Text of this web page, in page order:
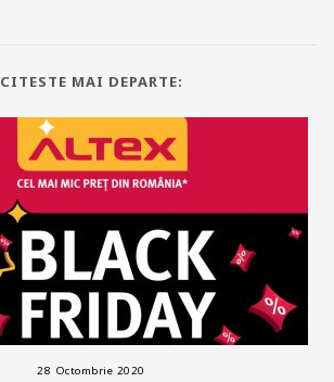
CITESTE MAI DEPARTE:
28 Octombrie 2020